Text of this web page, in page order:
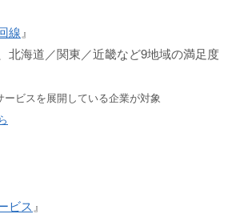
線 』
北海道／関東／近畿など9地域の満足度
ビスを展開している企業が対象
ビス 』